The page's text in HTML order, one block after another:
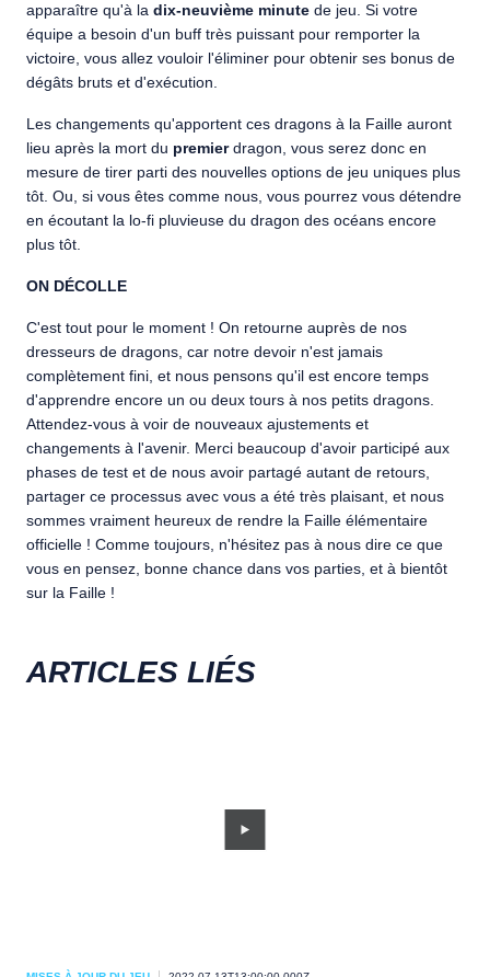
apparaître qu'à la dix-neuvième minute de jeu. Si votre
équipe a besoin d'un buff très puissant pour remporter la
victoire, vous allez vouloir l'éliminer pour obtenir ses bonus de
dégâts bruts et d'exécution.
Les changements qu'apportent ces dragons à la Faille auront
lieu après la mort du premierdragon, vous serez donc en
mesure de tirer parti des nouvelles options de jeu uniques plus
tôt. Ou, si vous êtes comme nous, vous pourrez vous détendre
en écoutant la lo-fi pluvieuse du dragon des océans encore
plus tôt.
ON DÉCOLLE
C'est tout pour le moment ! On retourne auprès de nos
dresseurs de dragons, car notre devoir n'est jamais
complètement fini, et nous pensons qu'il est encore temps
d'apprendre encore un ou deux tours à nos petits dragons.
Attendez-vous à voir de nouveaux ajustements et
changements à l'avenir. Merci beaucoup d'avoir participé aux
phases de test et de nous avoir partagé autant de retours,
partager ce processus avec vous a été très plaisant, et nous
sommes vraiment heureux de rendre la Faille élémentaire
officielle ! Comme toujours, n'hésitez pas à nous dire ce que
vous en pensez, bonne chance dans vos parties, et à bientôt
sur la Faille !
ARTICLES LIÉS